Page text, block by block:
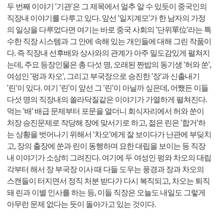
두 번째 이야기 '기관'은 그 제목에서 얼추 알 수 있듯이 중국인의
직장내 이야기를 다루고 있다. 앞선 '일지계모'가 한 남자의 가정
의 일상을 다루었다면 여기는 바로 중국 사회의 '단위單位'라는 특
수한 직장 시스템과 그 안에 속해 있는 개인들에 대해 그린 작품이
다. 즉 직장내 선후배와 상사와의 관계가 아주 밀도감있게 펼쳐지
는데, 주요 등장인물은 총 다섯 명, 오래된 짠밥의 동기생 '허와 쑨',
여성인 '펑과 차오', 그리고 부국장으로 승진한 '장'과 신출내기
'린'이 있다. 여기 '린'이 앞선 그 '린'이 아닐까 싶은데, 어쨌든 이들
다섯 명의 직장내의 쏠라닥질같은 이야기가 가열하게 펼쳐진다.
먹는 '배' 배급 문제부터 포문을 열더니 회식자리에서 허와 쑨이
처장 승진문제로 작당해 장에 맞서기로 하고, 젊은 린은 '합거'하
는 상황을 벗어나기 위해서 '차오'에게 잘 보이다가 난관에 부딪치
고, 장의 출장에 쑨과 린이 동행하며 묘한 대립을 보이는 등 직장
내 이야기가 소상히 그려진다. 여기에 두 여성인 펑와 차오의 대립
각부터 해서 장 부국장 이사 때 다들 도우는 풍경과 장과 차오의
스캔들이 터지면서 정직 처분 받다가 다시 복직되고, 차오는 퇴직
돼 린과 이별 인사를 하는 등, 이들 직장은 오늘도 내일도 그렇게
아무런 문제 없다는 듯이 돌아가고 있는 것이다.